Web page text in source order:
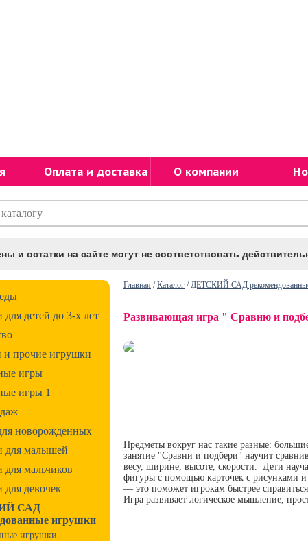
Оплата и доставка О компании
и остатки на сайте могут не соответствовать
детей до 3-х лет
и прочие игрушки
игры
игры 1
новорожденных
для малышей
мальчиков
девочек
САД
игрушки
игрушки
Главная /Каталог /ДЕТСКИЙ САД
Развивающая игра " Сравню и
Предметы вокруг нас такие разные:
занятие "Сравни и подбери" научит
весу, ширине, высоте, скорости. Дети
фигуры с помощью карточек с рисунками и
— это поможет игрокам быстрее
Игра развивает логическое мышление,